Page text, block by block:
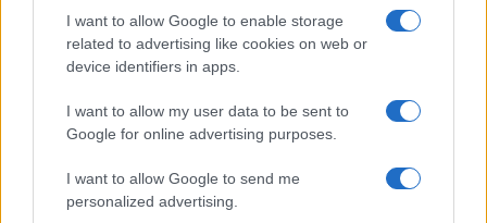
I want to allow Google to enable storage
related to advertising like cookies on web or
device identifiers in apps.
I want to allow my user data to be sent to
Google for online advertising purposes.
I want to allow Google to send me
personalized advertising.
strada”.
Otto chilometri di inseguimento, poi lo scooter
cade, finisce fuori strada e Ramy muore. Ma si
può davvero incolpare il carabiniere, per questo?
“Il dovere di tutelare la sicurezza della collettività e
degli utenti della strada, la missione di assicurare